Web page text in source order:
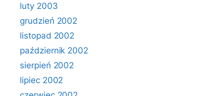
luty 2003
grudzień 2002
listopad 2002
październik 2002
sierpień 2002
lipiec 2002